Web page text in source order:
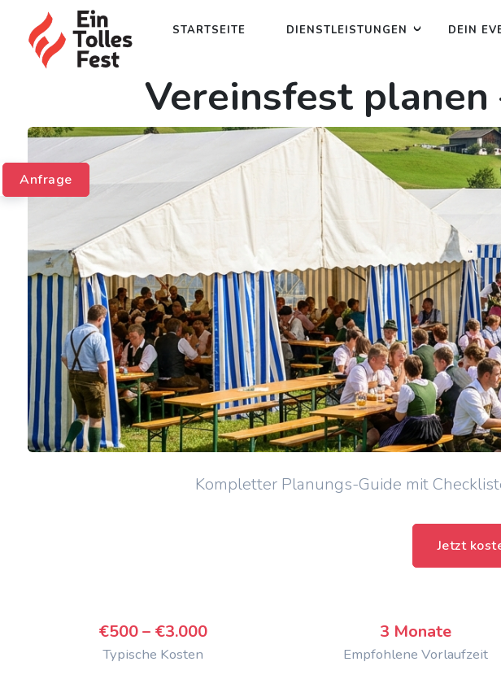
STARTSEITE DIENSTLEISTUNGEN DEIN
Vereinsfest
Kompletter Planungs-Guide mit
Jetzt
€500 – €3.000
Typische Kosten
3 Monate
Empfohlene Vorlaufzeit
Anfrage